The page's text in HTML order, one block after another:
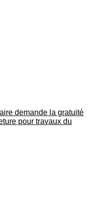
demande la gratuité
pour travaux du